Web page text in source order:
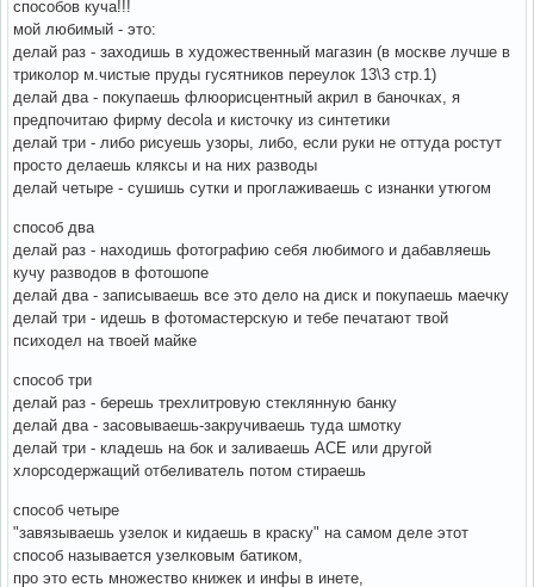
способов куча!!!
мой любимый - это:
делай раз - заходишь в художественный магазин (в москве лучше в
триколор м.чистые пруды гусятников переулок 13\3 стр.1)
делай два - покупаешь флюорисцентный акрил в баночках, я
предпочитаю фирму decola и кисточку из синтетики
делай три - либо рисуешь узоры, либо, если руки не оттуда ростут
просто делаешь кляксы и на них разводы
делай четыре - сушишь сутки и проглаживаешь с изнанки утюгом
способ два
делай раз - находишь фотографию себя любимого и дабавляешь
кучу разводов в фотошопе
делай два - записываешь все это дело на диск и покупаешь маечку
делай три - идешь в фотомастерскую и тебе печатают твой
психодел на твоей майке
способ три
делай раз - берешь трехлитровую стеклянную банку
делай два - засовываешь-закручиваешь туда шмотку
делай три - кладешь на бок и заливаешь АСЕ или другой
хлорсодержащий отбеливатель потом стираешь
способ четыре
"завязываешь узелок и кидаешь в краску" на самом деле этот
способ называется узелковым батиком,
про это есть множество книжек и инфы в инете,